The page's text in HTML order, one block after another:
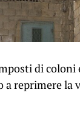
di
a reprimere la